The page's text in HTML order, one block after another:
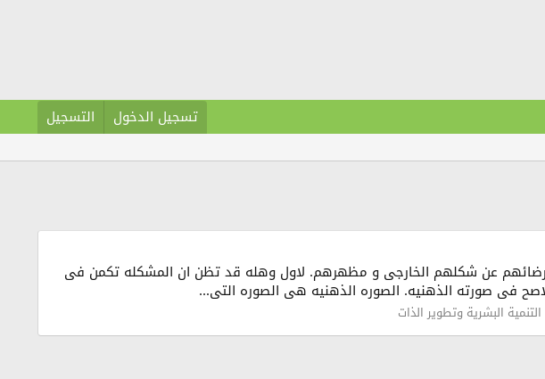
تسجيل الدخول التسجيل
رضائهم عن شكلهم الخارجى و مظهرهم. لاول وهله قد تظن ان المشكله تكمن فى
فى صورته الذهنيه. الصوره الذهنيه هى الصوره التى...
التنمية البشرية وتطوير الذات